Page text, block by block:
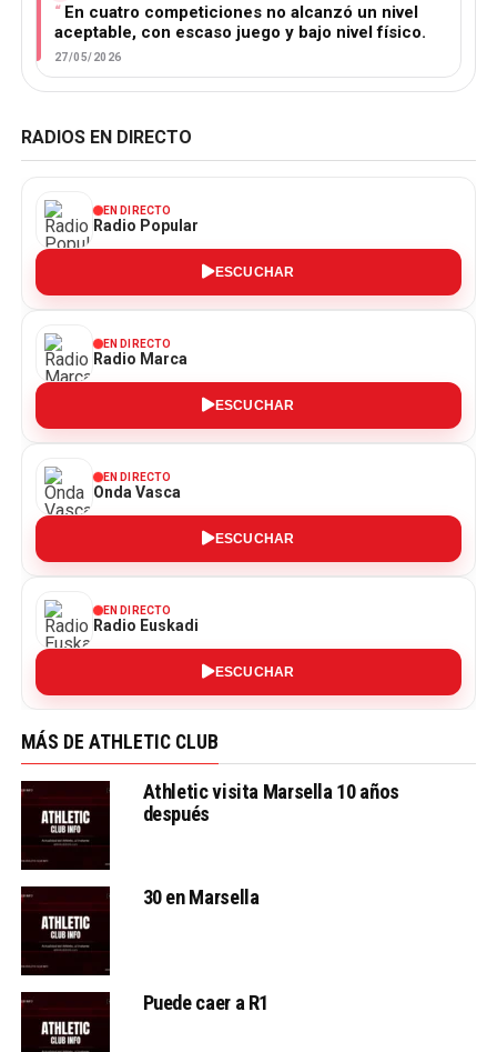
En cuatro competiciones no alcanzó un nivel
aceptable, con escaso juego y bajo nivel físico.
27/05/2026
RADIOS EN DIRECTO
EN DIRECTO
Radio Popular
ESCUCHAR
EN DIRECTO
Radio Marca
ESCUCHAR
EN DIRECTO
Onda Vasca
ESCUCHAR
EN DIRECTO
Radio Euskadi
ESCUCHAR
MÁS DE ATHLETIC CLUB
Athletic visita Marsella 10 años
después
30 en Marsella
Puede caer a R1